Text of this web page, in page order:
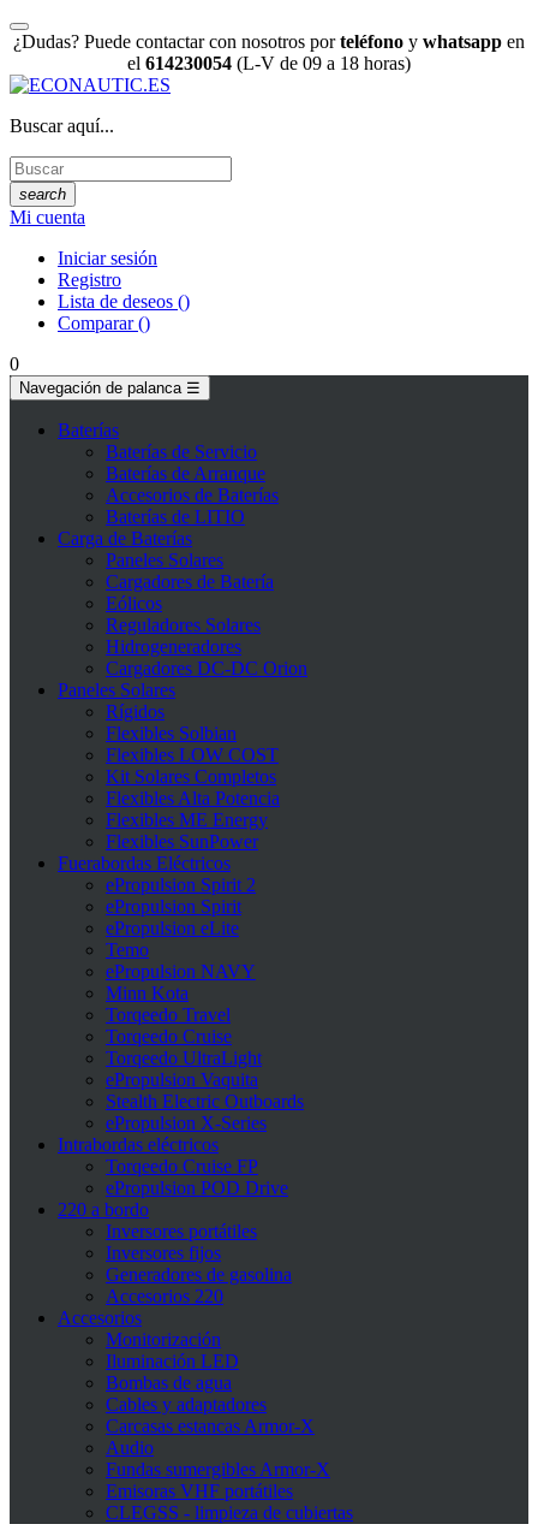
¿Dudas? Puede contactar con nosotros porteléfono y whatsapp en
el 614230054 (L-V de 09 a 18 horas)
Buscar aquí...
search
Mi cuenta
Iniciar sesión
Registro
Lista de deseos ()
Comparar()
0
Navegación de palanca ☰
Baterías
Baterías de Servicio
Baterías de Arranque
Accesorios de Baterías
Baterías de LITIO
Carga de Baterías
Paneles Solares
Cargadores de Batería
Eólicos
Reguladores Solares
Hidrogeneradores
Cargadores DC-DC Orion
Paneles Solares
Rígidos
Flexibles Solbian
Flexibles LOW COST
Kit Solares Completos
Flexibles Alta Potencia
Flexibles ME Energy
Flexibles SunPower
Fuerabordas Eléctricos
ePropulsion Spirit 2
ePropulsion Spirit
ePropulsion eLite
Temo
ePropulsion NAVY
Minn Kota
Torqeedo Travel
Torqeedo Cruise
Torqeedo UltraLight
ePropulsion Vaquita
Stealth Electric Outboards
ePropulsion X-Series
Intrabordas eléctricos
Torqeedo Cruise FP
ePropulsion POD Drive
220 a bordo
Inversores portátiles
Inversores fijos
Generadores de gasolina
Accesorios 220
Accesorios
Monitorización
Iluminación LED
Bombas de agua
Cables y adaptadores
Carcasas estancas Armor-X
Audio
Fundas sumergibles Armor-X
Emisoras VHF portátiles
CLEGSS - limpieza de cubiertas